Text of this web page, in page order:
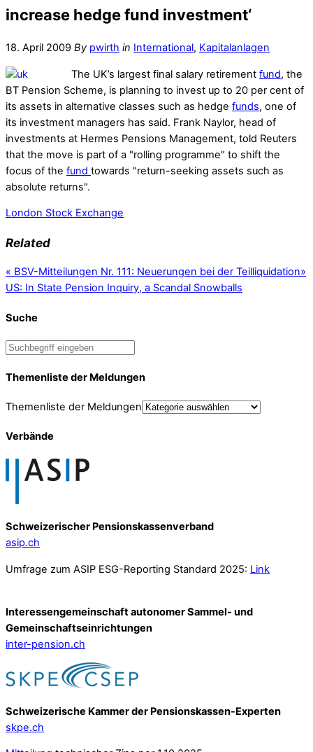
increase hedge fund investment‘
18. April 2009 By pwirth in International, Kapitalanlagen
The UK’s largest final salary retirement fund, the
BT Pension Scheme, is planning to invest up to 20 per cent of
its assets in alternative classes such as hedge funds, one of
its investment managers has said. Frank Naylor, head of
investments at Hermes Pensions Management, told Reuters
that the move is part of a "rolling programme" to shift the
focus of the fund towards "return-seeking assets such as
absolute returns".
London Stock Exchange
Related
« BSV-Mitteilungen Nr. 111: Neuerungen bei der Teilliquidation»
US: In State Pension Inquiry, a Scandal Snowballs
Suche
Themenliste der Meldungen
Themenliste der Meldungen
Verbände
Schweizerischer Pensionskassenverband
asip.ch
Umfrage zum ASIP ESG-Reporting Standard 2025: Link
Interessengemeinschaft autonomer Sammel- und
Gemeinschafts­einrichtungen
inter-pension.ch
Schweizerische Kammer der Pensionskassen-Experten
skpe.ch